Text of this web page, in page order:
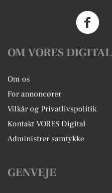
OM VORES DIGITAL
Om os
For annoncører
Vilkår og Privatlivspolitik
Kontakt VORES Digital
Administrer samtykke
GENVEJE